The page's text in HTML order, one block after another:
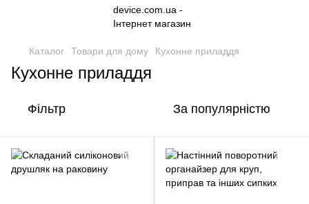
Каталог Товари для дому Кухонне приладдя
Кухонне приладдя
Фільтр За популярністю